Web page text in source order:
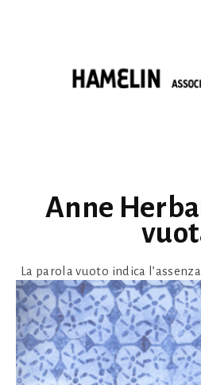
Anne
La parola vuoto indica